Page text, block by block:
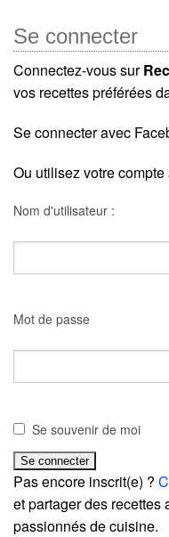
Se connecter
Connectez-vous sur
vos recettes préférées
Se connecter avec
Ou utilisez votre
Nom d'utilisateur :
Mot de passe
Se souvenir de moi
Pas encore inscrit(e) ?
et partager des recettes
passionnés de cuisine.